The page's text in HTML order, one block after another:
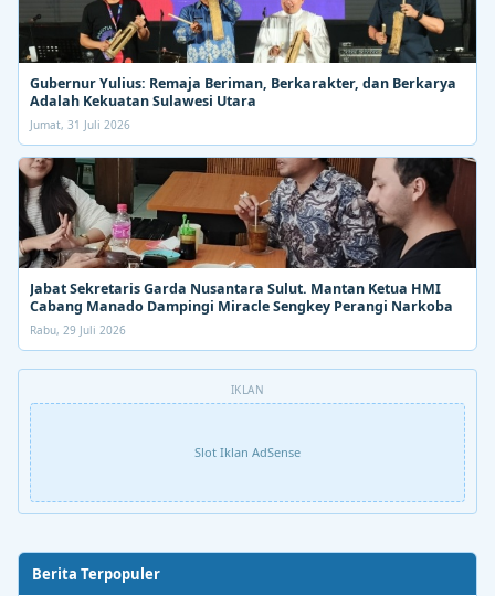
Gubernur Yulius: Remaja Beriman, Berkarakter, dan Berkarya
Adalah Kekuatan Sulawesi Utara
Jumat, 31 Juli 2026
Jabat Sekretaris Garda Nusantara Sulut. Mantan Ketua HMI
Cabang Manado Dampingi Miracle Sengkey Perangi Narkoba
Rabu, 29 Juli 2026
IKLAN
Slot Iklan AdSense
Berita Terpopuler